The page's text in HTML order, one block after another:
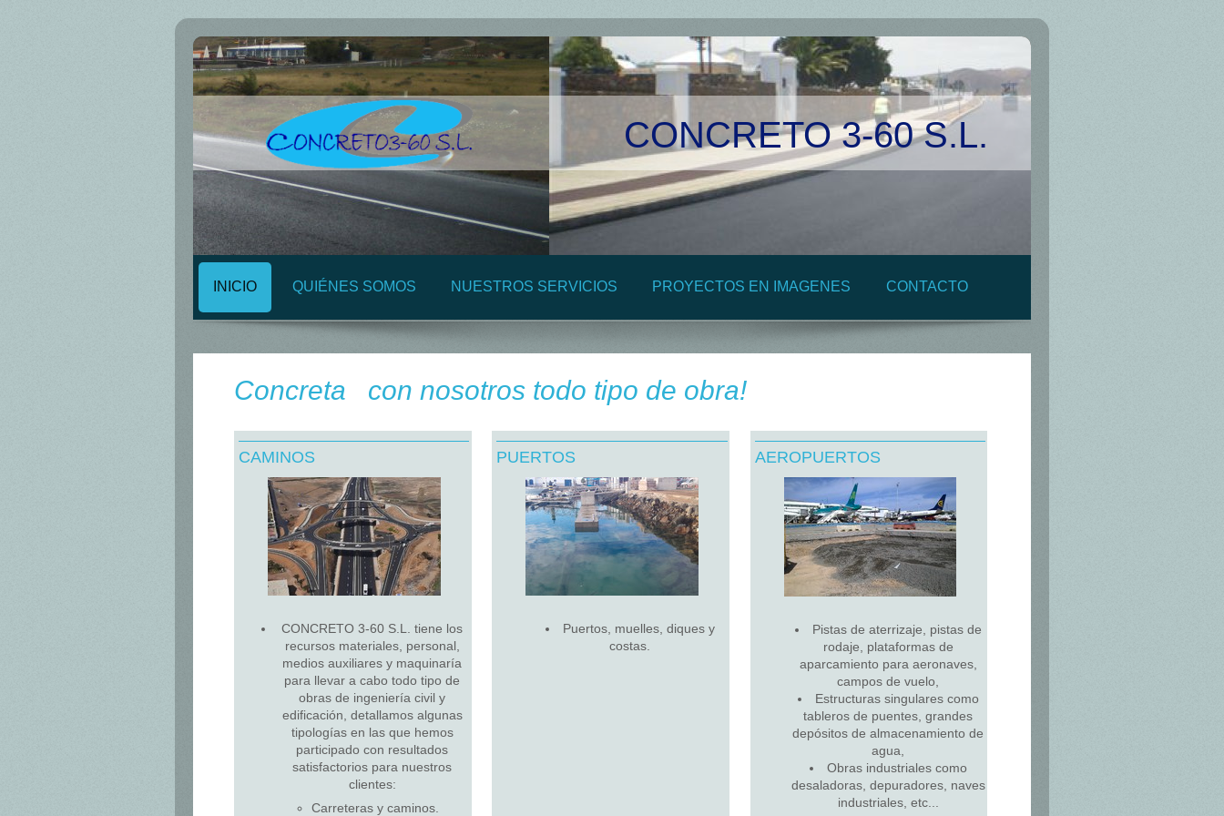
CONCRETO 3-60 S.L.
INICIO QUIÉNES SOMOS NUESTROS SERVICIOS PROYECTOS EN IMAGENES CONTACTO
Concreta con nosotros todo tipo de obra!
CAMINOS
CONCRETO 3-60 S.L. tiene los
recursos materiales, personal,
medios auxiliares y maquinaría
para llevar a cabo todo tipo de
obras de ingeniería civil y
edificación, detallamos algunas
tipologías en las que hemos
participado con resultados
satisfactorios para nuestros
clientes:
Carreteras y caminos.
PUERTOS
Puertos, muelles, diques y
costas.
AEROPUERTOS
Pistas de aterrizaje, pistas de
rodaje, plataformas de
aparcamiento para aeronaves,
campos de vuelo,
Estructuras singulares como
tableros de puentes, grandes
depósitos de almacenamiento de
agua,
Obras industriales como
desaladoras, depuradores, naves
industriales, etc...